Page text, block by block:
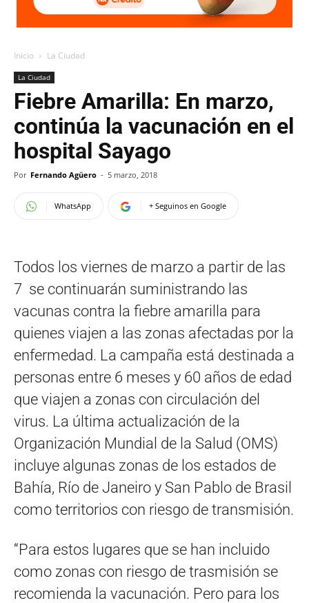
Inicio La Ciudad
La Ciudad
Fiebre Amarilla: En marzo,
continúa la vacunación en el
hospital Sayago
Por Fernando Agüero - 5 marzo, 2018
WhatsApp + Seguinos en Google
Todos los viernes de marzo a partir de las
7 se continuarán suministrando las
vacunas contra la fiebre amarilla para
quienes viajen a las zonas afectadas por la
enfermedad. La campaña está destinada a
personas entre 6 meses y 60 años de edad
que viajen a zonas con circulación del
virus. La última actualización de la
Organización Mundial de la Salud (OMS)
incluye algunas zonas de los estados de
Bahía, Río de Janeiro y San Pablo de Brasil
como territorios con riesgo de transmisión.
“Para estos lugares que se han incluido
como zonas con riesgo de trasmisión se
recomienda la vacunación. Pero para los